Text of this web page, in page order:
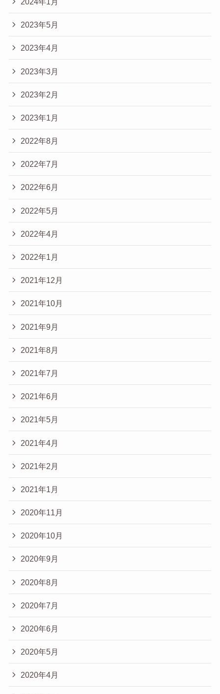
2023年5月
2023年4月
2023年3月
2023年2月
2023年1月
2022年8月
2022年7月
2022年6月
2022年5月
2022年4月
2022年1月
2021年12月
2021年10月
2021年9月
2021年8月
2021年7月
2021年6月
2021年5月
2021年4月
2021年2月
2021年1月
2020年11月
2020年10月
2020年9月
2020年8月
2020年7月
2020年6月
2020年5月
2020年4月